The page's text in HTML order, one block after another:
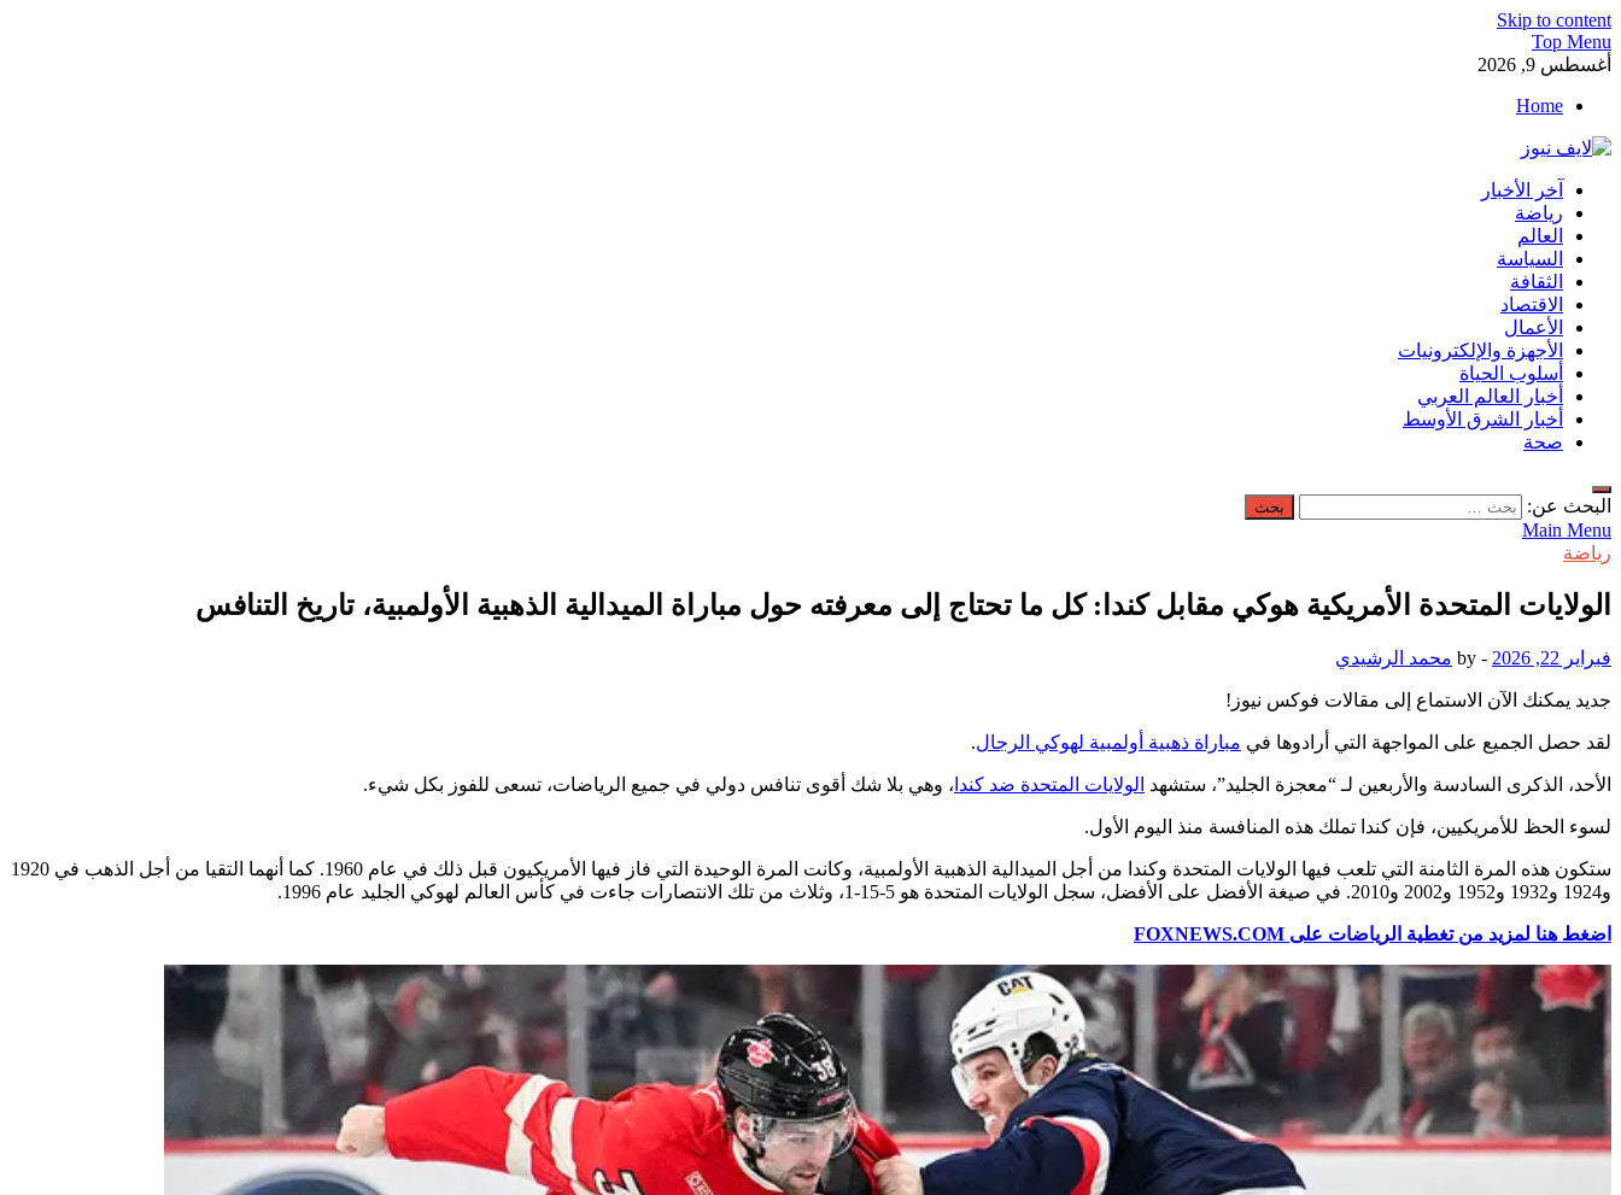
Skip to content
Top Menu
أغسطس 9, 2026
Home
لايف نيوز
آخر الأخبار العاجلة لحظة بلحظة من العالم العربي والعالم
آخر الأخبار
رياضة
العالم
السياسة
الثقافة
الاقتصاد
الأعمال
الأجهزة والإلكترونيات
أسلوب الحياة
أخبار العالم العربي
أخبار الشرق الأوسط
صحة
البحث عن:
Main Menu
رياضة
الولايات المتحدة الأمريكية هوكي مقابل كندا: كل ما تحتاج إلى معرفته حول مباراة الميدالية الذهبية الأولمبية، تاريخ التنافس
فبراير 22, 2026 -
by محمد الرشيدي
جديد يمكنك الآن الاستماع إلى مقالات فوكس نيوز!
لقد حصل الجميع على المواجهة التي أرادوها في مباراة ذهبية أولمبية لهوكي الرجال.
الأحد، الذكرى السادسة والأربعين لـ “معجزة الجليد”، ستشهد الولايات المتحدة ضد كندا ، وهي بلا شك أقوى تنافس دولي في جميع الرياضات، تسعى للفوز بكل شيء.
لسوء الحظ للأمريكيين، فإن كندا تملك هذه المنافسة منذ اليوم الأول.
ستكون هذه المرة الثامنة التي تلعب فيها الولايات المتحدة وكندا من أجل الميدالية الذهبية الأولمبية، وكانت المرة الوحيدة التي فاز فيها الأمريكيون قبل ذلك في عام 1960. كما أنهما التقيا من أجل الذهب في 1920
و1924 و1932 و1952 و2002 و2010. في صيغة الأفضل على الأفضل، سجل الولايات المتحدة هو 5-15-1، وثلاث من تلك الانتصارات جاءت في كأس العالم لهوكي الجليد عام 1996.
اضغط هنا لمزيد من تغطية الرياضات على FOXNEWS.COM